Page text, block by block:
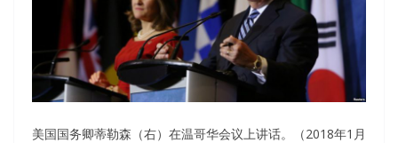
美国国务卿蒂勒森（右）在温哥华会议上讲话。（2018年1月